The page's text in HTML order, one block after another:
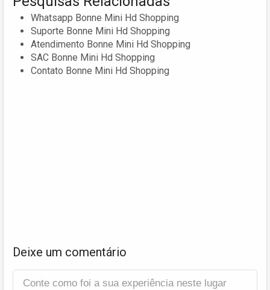
Whatsapp Bonne Mini Hd Shopping
Suporte Bonne Mini Hd Shopping
Atendimento Bonne Mini Hd Shopping
SAC Bonne Mini Hd Shopping
Contato Bonne Mini Hd Shopping
Deixe um comentário